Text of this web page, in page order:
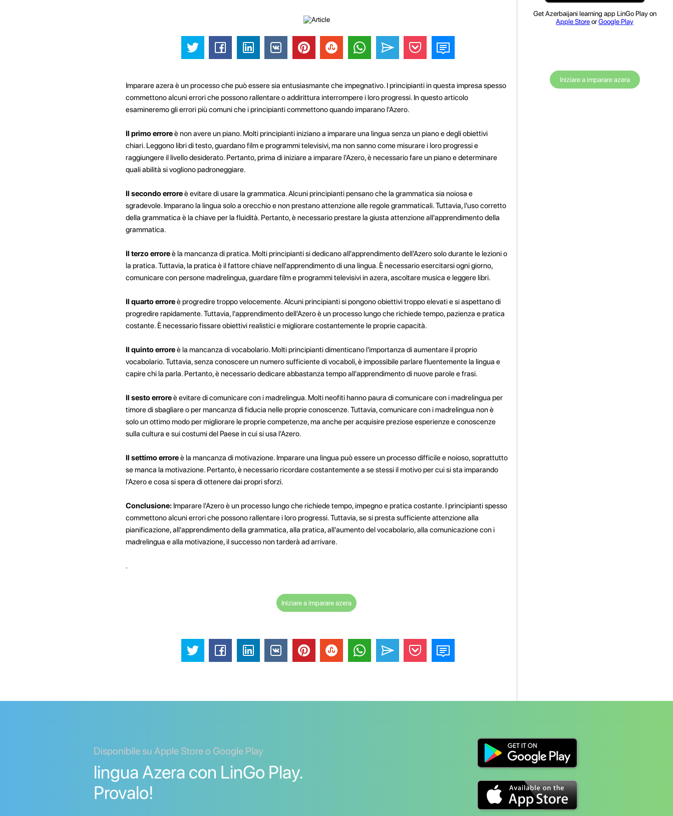
Imparare azera è un processo che può essere sia entusiasmante che impegnativo. I principianti in questa impresa spesso
commettono alcuni errori che possono rallentare o addirittura interrompere i loro progressi. In questo articolo
esamineremo gli errori più comuni che i principianti commettono quando imparano l'Azero.
Il primo erroreè non avere un piano. Molti principianti iniziano a imparare una lingua senza un piano e degli obiettivi
chiari. Leggono libri di testo, guardano film e programmi televisivi, ma non sanno come misurare i loro progressi e
raggiungere il livello desiderato. Pertanto, prima di iniziare a imparare l'Azero, è necessario fare un piano e determinare
quali abilità si vogliono padroneggiare.
Il secondo erroreè evitare di usare la grammatica. Alcuni principianti pensano che la grammatica sia noiosa e
sgradevole. Imparano la lingua solo a orecchio e non prestano attenzione alle regole grammaticali. Tuttavia, l'uso corretto
della grammatica è la chiave per la fluidità. Pertanto, è necessario prestare la giusta attenzione all'apprendimento della
grammatica.
Il terzo erroreè la mancanza di pratica. Molti principianti si dedicano all'apprendimento dell'Azero solo durante le lezioni o
la pratica. Tuttavia, la pratica è il fattore chiave nell'apprendimento di una lingua. È necessario esercitarsi ogni giorno,
comunicare con persone madrelingua, guardare film e programmi televisivi in azera, ascoltare musica e leggere libri.
Il quarto erroreè progredire troppo velocemente. Alcuni principianti si pongono obiettivi troppo elevati e si aspettano di
progredire rapidamente. Tuttavia, l'apprendimento dell'Azero è un processo lungo che richiede tempo, pazienza e pratica
costante. È necessario fissare obiettivi realistici e migliorare costantemente le proprie capacità.
Il quinto erroreè la mancanza di vocabolario. Molti principianti dimenticano l'importanza di aumentare il proprio
vocabolario. Tuttavia, senza conoscere un numero sufficiente di vocaboli, è impossibile parlare fluentemente la lingua e
capire chi la parla. Pertanto, è necessario dedicare abbastanza tempo all'apprendimento di nuove parole e frasi.
Il sesto erroreè evitare di comunicare con i madrelingua. Molti neofiti hanno paura di comunicare con i madrelingua per
timore di sbagliare o per mancanza di fiducia nelle proprie conoscenze. Tuttavia, comunicare con i madrelingua non è
solo un ottimo modo per migliorare le proprie competenze, ma anche per acquisire preziose esperienze e conoscenze
sulla cultura e sui costumi del Paese in cui si usa l'Azero.
Il settimo erroreè la mancanza di motivazione. Imparare una lingua può essere un processo difficile e noioso, soprattutto
se manca la motivazione. Pertanto, è necessario ricordare costantemente a se stessi il motivo per cui si sta imparando
l'Azero e cosa si spera di ottenere dai propri sforzi.
Conclusione: Imparare l'Azero è un processo lungo che richiede tempo, impegno e pratica costante. I principianti spesso
commettono alcuni errori che possono rallentare i loro progressi. Tuttavia, se si presta sufficiente attenzione alla
pianificazione, all'apprendimento della grammatica, alla pratica, all'aumento del vocabolario, alla comunicazione con i
madrelingua e alla motivazione, il successo non tarderà ad arrivare.
.
Iniziare a imparare azera
Get Azerbaijani learning app LinGo Play on
Apple StoreorGoogle Play
Iniziare a imparare azera
Disponibile su Apple Store o Google Play
lingua Azera con LinGo Play.
Provalo!